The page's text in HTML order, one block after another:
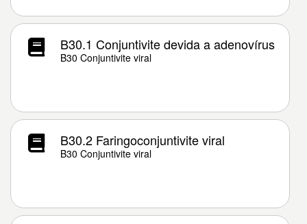
B30.1 Conjuntivite devida a adenovírus
B30 Conjuntivite viral
B30.2 Faringoconjuntivite viral
B30 Conjuntivite viral